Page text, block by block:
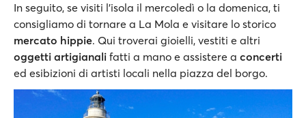
In seguito, se visiti l’isola il mercoledì o la domenica, ti
consigliamo di tornare a La Mola e visitare lo storico
mercato hippie. Qui troverai gioielli, vestiti e altri
oggetti artigianali fatti a mano e assistere a concerti
ed esibizioni di artisti locali nella piazza del borgo.